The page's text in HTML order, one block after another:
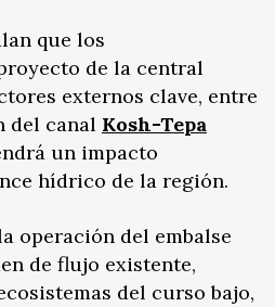
que los
de la central
externos clave, entre
del canal Kosh-Tepa
un impacto
hídrico de la región.
operación del embalse
de flujo existente,
del curso bajo,